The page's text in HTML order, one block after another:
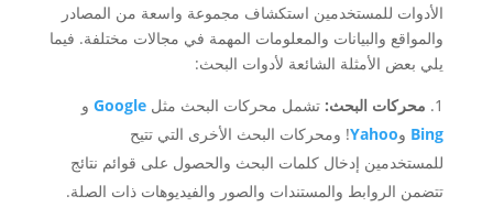
الأدوات للمستخدمين استكشاف مجموعة واسعة من المصادر
والمواقع والبيانات والمعلومات المهمة في مجالات مختلفة. فيما
يلي بعض الأمثلة الشائعة لأدوات البحث:
محركات البحث: تشمل محركات البحث مثل Googleو
Bing وYahoo! ومحركات البحث الأخرى التي تتيح
للمستخدمين إدخال كلمات البحث والحصول على قوائم نتائج
تتضمن الروابط والمستندات والصور والفيديوهات ذات الصلة.